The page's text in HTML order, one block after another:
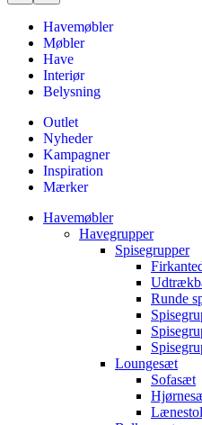
Havemøbler
Møbler
Have
Interiør
Belysning
Outlet
Nyheder
Kampagner
Inspiration
Mærker
Havemøbler
Havegrupper
Spisegrupper
Runde
Loungesæt
Sofasæt